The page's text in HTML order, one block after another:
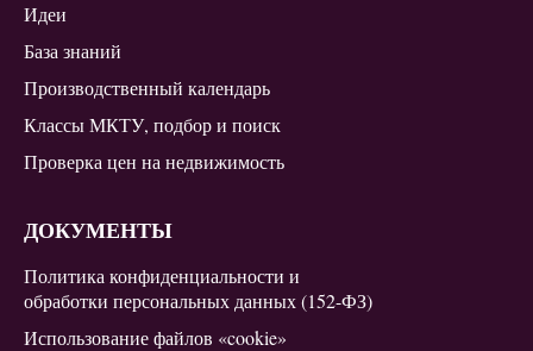
Идеи
База знаний
Производственный календарь
Классы МКТУ, подбор и поиск
Проверка цен на недвижимость
ДОКУМЕНТЫ
Политика конфиденциальности и
обработки персональных данных (152-ФЗ)
Использование файлов «cookie»